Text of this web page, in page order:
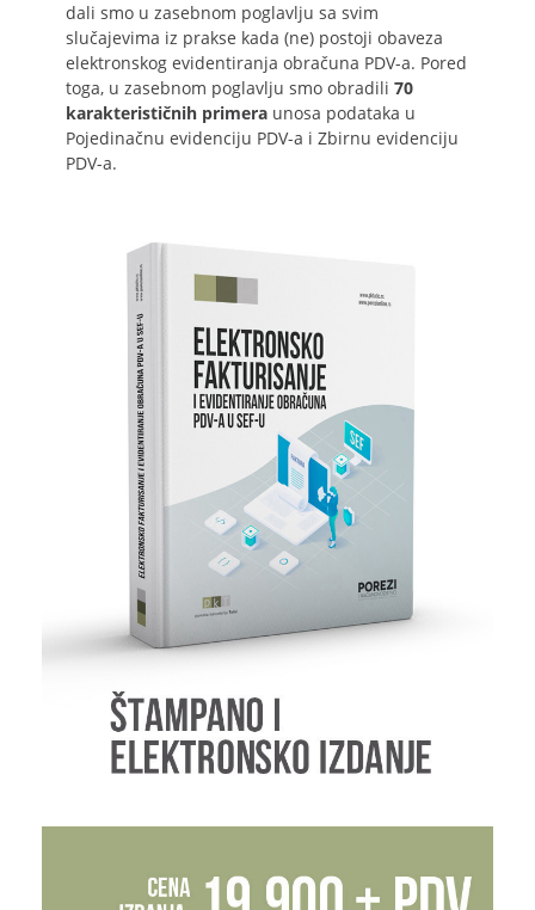
dali smo u zasebnom poglavlju sa svim
slučajevima iz prakse kada (ne) postoji obaveza
elektronskog evidentiranja obračuna PDV-a. Pored
toga, u zasebnom poglavlju smo obradili 70
karakterističnih primera unosa podataka u
Pojedinačnu evidenciju PDV-a i Zbirnu evidenciju
PDV-a.